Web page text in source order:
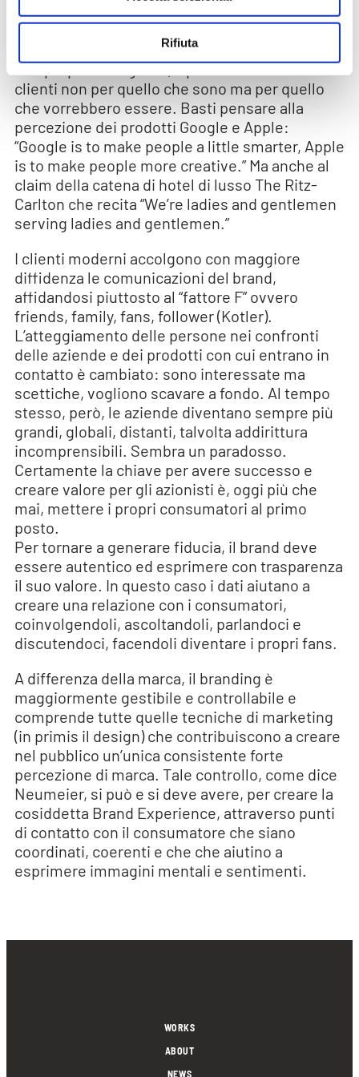
Rifiuta
consumer-company, a un modello company-
consumer – brand – company
Oggi dobbiamo necessariamente definire, se
non proprio disegnare, il profilo dei nostri
clienti non per quello che sono ma per quello
che vorrebbero essere. Basti pensare alla
percezione dei prodotti Google e Apple:
“Google is to make people a little smarter, Apple
is to make people more creative.” Ma anche al
claim della catena di hotel di lusso The Ritz-
Carlton che recita “We’re ladies and gentlemen
serving ladies and gentlemen.”
I clienti moderni accolgono con maggiore
diffidenza le comunicazioni del brand,
affidandosi piuttosto al “fattore F” ovvero
friends, family, fans, follower (Kotler).
L’atteggiamento delle persone nei confronti
delle aziende e dei prodotti con cui entrano in
contatto è cambiato: sono interessate ma
scettiche, vogliono scavare a fondo. Al tempo
stesso, però, le aziende diventano sempre più
grandi, globali, distanti, talvolta addirittura
incomprensibili. Sembra un paradosso.
Certamente la chiave per avere successo e
creare valore per gli azionisti è, oggi più che
mai, mettere i propri consumatori al primo
posto.
Per tornare a generare fiducia, il brand deve
essere autentico ed esprimere con trasparenza
il suo valore. In questo caso i dati aiutano a
creare una relazione con i consumatori,
coinvolgendoli, ascoltandoli, parlandoci e
discutendoci, facendoli diventare i propri fans.
A differenza della marca, il branding è
maggiormente gestibile e controllabile e
comprende tutte quelle tecniche di marketing
(in primis il design) che contribuiscono a creare
nel pubblico un’unica consistente forte
percezione di marca. Tale controllo, come dice
Neumeier, si può e si deve avere, per creare la
cosiddetta Brand Experience, attraverso punti
di contatto con il consumatore che siano
coordinati, coerenti e che che aiutino a
esprimere immagini mentali e sentimenti.
WORKS
ABOUT
NEWS